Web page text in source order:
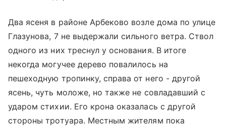
Два ясеня в районе Арбеково возле дома по улице
Глазунова, 7 не выдержали сильного ветра. Ствол
одного из них треснул у основания. В итоге
некогда могучее дерево повалилось на
пешеходную тропинку, справа от него - другой
ясень, чуть моложе, но также не совладавший с
ударом стихии. Его крона оказалась с другой
стороны тротуара. Местным жителям пока